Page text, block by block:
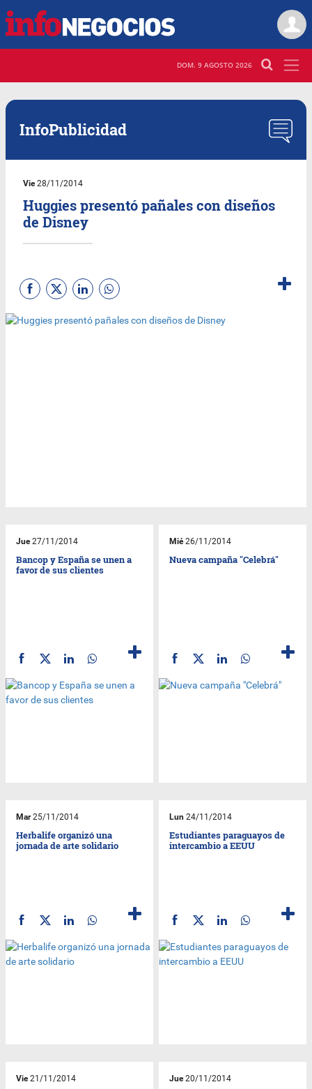
DOM. 9 AGOSTO 2026
InfoPublicidad
Vie28/11/2014
Huggies presentó pañales con diseños
de Disney
Jue27/11/2014
Bancop y España se unen a
favor de sus clientes
Mié26/11/2014
Nueva campaña "Celebrá"
Mar25/11/2014
Herbalife organizó una
jornada de arte solidario
Lun 24/11/2014
Estudiantes paraguayos de
intercambio a EEUU
Vie21/11/2014 Jue20/11/2014